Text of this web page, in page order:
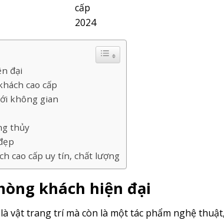
cấp
2024
đại
cao cấp
không gian
thủy
cao cấp uy tín, chất lượng
khách hiện đại
vật trang trí mà còn là một tác phẩm nghệ